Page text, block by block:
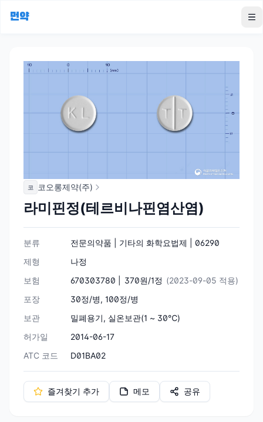
먼약
코 코오롱제약(주)
라미핀정(테르비나핀염산염)
분류
전문의약품 | 기타의 화학요법제 | 06290
제형
나정
보험
670303780 | 370원/1정 (2023-09-05 적용)
포장
30정/병, 100정/병
보관
밀폐용기, 실온보관(1 ~ 30℃)
허가일
2014-06-17
ATC 코드
D01BA02
즐겨찾기 추가 메모 공유